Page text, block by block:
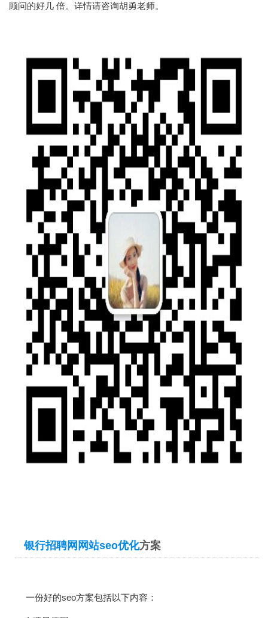
顾问的好几 倍。详情请咨询胡勇老师。
银行招聘网网站seo优化方案
一份好的seo方案包括以下内容：